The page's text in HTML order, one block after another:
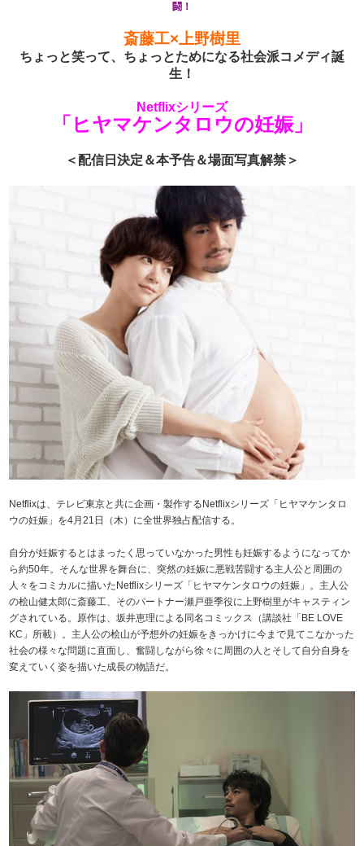
闘！
斎藤工×上野樹里
ちょっと笑って、ちょっとためになる社会派コメディ誕
生！
Netflixシリーズ
「ヒヤマケンタロウの妊娠」
＜配信日決定＆本予告＆場面写真解禁＞
Netflixは、テレビ東京と共に企画・製作するNetflixシリーズ「ヒヤマケンタロ
ウの妊娠」を4月21日（木）に全世界独占配信する。
自分が妊娠するとはまったく思っていなかった男性も妊娠するようになってか
ら約50年。そんな世界を舞台に、突然の妊娠に悪戦苦闘する主人公と周囲の
人々をコミカルに描いたNetflixシリーズ「ヒヤマケンタロウの妊娠」。主人公
の桧山健太郎に斎藤工、そのパートナー瀬戸亜季役に上野樹里がキャスティン
グされている。原作は、坂井恵理による同名コミックス（講談社「BE LOVE
KC」所載）。主人公の桧山が予想外の妊娠をきっかけに今まで見てこなかった
社会の様々な問題に直面し、奮闘しながら徐々に周囲の人とそして自分自身を
変えていく姿を描いた成長の物語だ。